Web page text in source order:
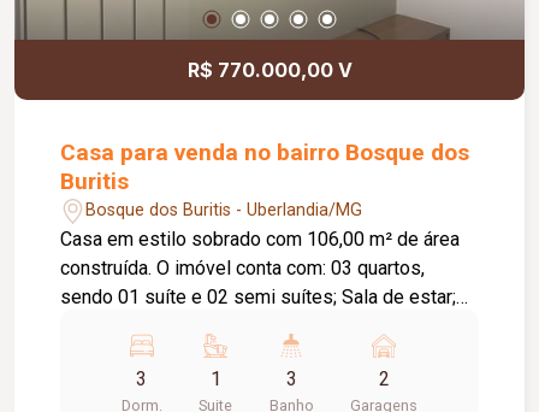
R$ 770.000,00 V
Casa para venda no bairro Bosque dos
Buritis
Bosque dos Buritis - Uberlandia/MG
Casa em estilo sobrado com 106,00 m² de área
construída. O imóvel conta com: 03 quartos,
sendo 01 suíte e 02 semi suítes; Sala de estar;
cozinha; Lavanderia; Área de lazer coberta;
Depósito externo; O condomínio oferece: Portaria
3
Dorm.
1
Suite
3
Banho
2
Garagens